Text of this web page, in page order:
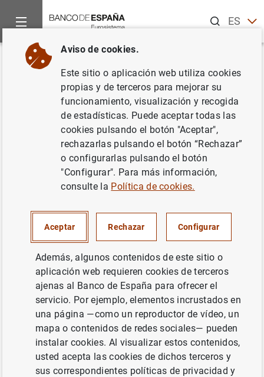
ESEN
Inicio Noticias y eventos
Volver
Resultados de la encuesta del
BCE sobre las expectativas de
los consumidores – mayo de
expectativas de los consumidores – mayo
de 2023 (42KB)
Siguiente
Estadísticas de los tipos d...
Aviso de cookies.
Este sitio o aplicación web utiliza cookies
propias y de terceros para mejorar su
funcionamiento, visualización y recogida
de estadísticas. Puede aceptar todas las
cookies pulsando el botón "Aceptar",
rechazarlas pulsando el botón “Rechazar”
o configurarlas pulsando el botón
"Configurar". Para más información,
consulte la Política de cookies.
Aceptar Rechazar Configurar
Además, algunos contenidos de este sitio o
aplicación web requieren cookies de terceros
ajenas al Banco de España para ofrecer el
servicio. Por ejemplo, elementos incrustados en
una página —como un reproductor de vídeo, un
mapa o contenidos de redes sociales— pueden
instalar cookies. Al visualizar estos contenidos,
usted acepta las cookies de dichos terceros y
sus correspondientes políticas de privacidad y